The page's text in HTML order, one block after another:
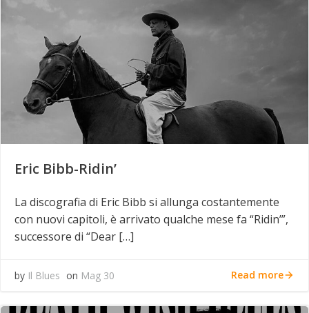
Eric Bibb-Ridin’
La discografia di Eric Bibb si allunga costantemente
con nuovi capitoli, è arrivato qualche mese fa “Ridin’”,
successore di “Dear […]
by Il Blues on Mag 30 Read more